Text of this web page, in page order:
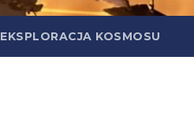
EKSPLORACJA KOSMOSU